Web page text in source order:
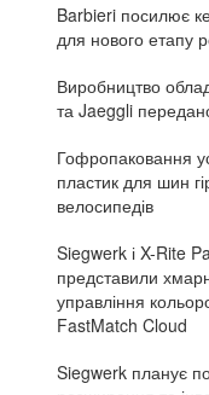
Barbieri посилює
для нового етапу
Виробництво
та Jaeggli
Гофропаковання
пластик для шин
велосипедів
Siegwerk і X-Rite
представили
управління
FastMatch Cloud
Siegwerk планує